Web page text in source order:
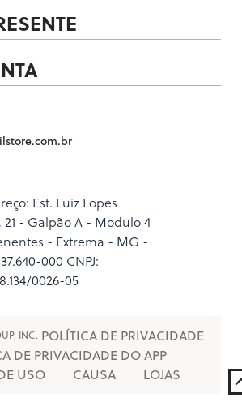
Est. Luiz Lopes
21 - Galpão A - Modulo 4
- Extrema - MG -
000 CNPJ:
0026-05
INC. POLÍTICA DE PRIVACIDADE
DE PRIVACIDADE DO APP
USO
CAUSA LOJAS